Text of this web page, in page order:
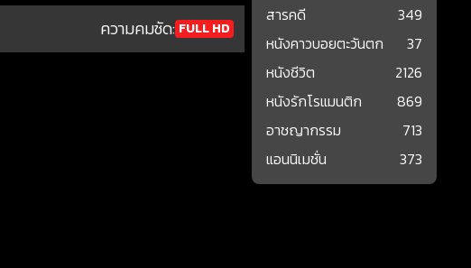
ความคมชัด: FULL HD
สารคดี
349
หนังคาวบอยตะวันตก
37
หนังชีวิต
2126
หนังรักโรแมนติก
869
อาชญากรรม
713
แอนนิเมชั่น
373